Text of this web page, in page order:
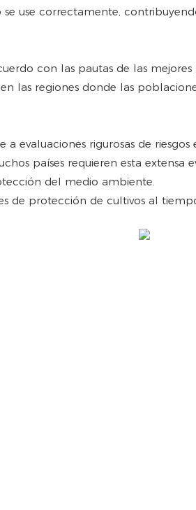
use correctamente,
con las pautas de las
las regiones donde las
evaluaciones rigurosas de
países requieren esta extensa
del medio ambiente.
de protección de cultivos al